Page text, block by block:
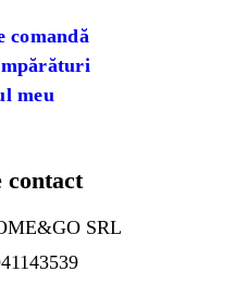
comandă
meu
contact
SRL